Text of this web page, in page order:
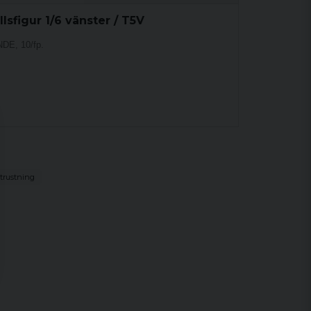
1/6 vänster / T5V